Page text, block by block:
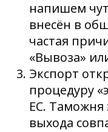
напишем
внесён в
частая
«Вывоза»
Экспорт
процедуру
ЕС. Таможня
выхода